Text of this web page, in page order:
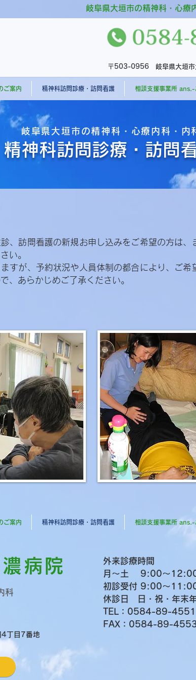
岐阜県大垣市の精神科・心療
〒503-0956 岐阜県大垣
ご案内 精神科訪問診療・訪問看護 相談支援事業所 ans.-
岐阜県大垣市の精神科・心療内科・内
精神科訪問診療・訪問
、訪問看護の新規お申し込みをご希望の方は、
い。
すが、予約状況や人員体制の都合により、ご希
、あらかじめご了承ください。
ご案内 精神科訪問診療・訪問看護 相談支援事業所 ans.-
病院
科
丁目7番地
外来診療時間
月～土 9:00～
初診受付 9:00～
休診日 日・祝・年末
TEL：0584-89-4551
FAX：0584-89-